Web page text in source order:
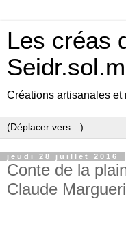
Les créas
Créations artisanales et
jeudi 28 juillet 2016
Conte de la
Claude